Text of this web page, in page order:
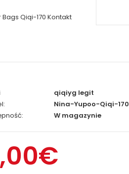
Qiqi-170 Kontakt
qiqiyg legit
Nina-Yupoo-Qiqi-170
W magazynie